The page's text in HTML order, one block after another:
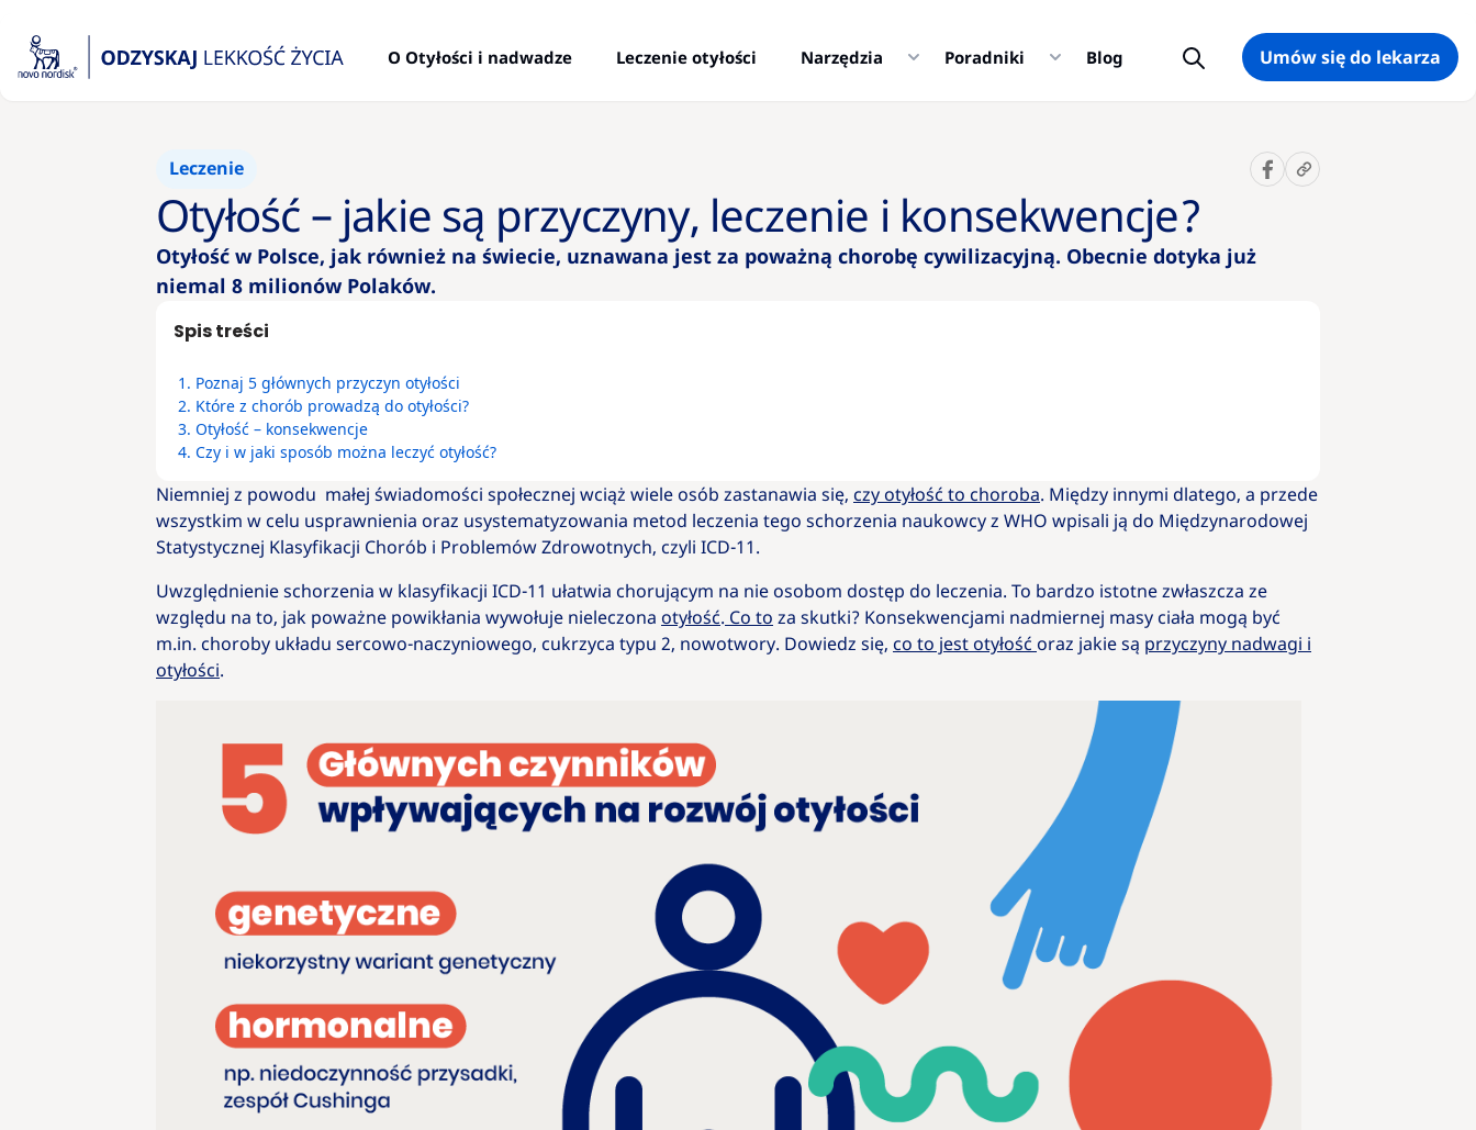
O Otyłości i nadwadze Leczenie otyłości Narzędzia Poradniki Blog
10 pytań
na temat
które
wagi
są przyczyny,
leczenie i
konsekwencje?
Umów się do lekarza
Leczenie
Otyłość – jakie są przyczyny, leczenie i konsekwencje?
Otyłość w Polsce, jak również na świecie, uznawana jest za poważną chorobę cywilizacyjną. Obecnie dotyka już
niemal 8 milionów Polaków.
Spis treści
1. Poznaj 5 głównych przyczyn otyłości
2. Które z chorób prowadzą do otyłości?
3. Otyłość – konsekwencje
4. Czy i w jaki sposób można leczyć otyłość?
Niemniej z powodu małej świadomości społecznej wciąż wiele osób zastanawia się, czy otyłość to choroba. Między innymi dlatego, a przede
wszystkim w celu usprawnienia oraz usystematyzowania metod leczenia tego schorzenia naukowcy z WHO wpisali ją do Międzynarodowej
Statystycznej Klasyfikacji Chorób i Problemów Zdrowotnych, czyli ICD-11.
Uwzględnienie schorzenia w klasyfikacji ICD-11 ułatwia chorującym na nie osobom dostęp do leczenia. To bardzo istotne zwłaszcza ze
względu na to, jak poważne powikłania wywołuje nieleczona otyłość. Co to za skutki? Konsekwencjami nadmiernej masy ciała mogą być
m.in. choroby układu sercowo-naczyniowego, cukrzyca typu 2, nowotwory. Dowiedz się, co to jest otyłość oraz jakie są przyczyny nadwagi i
otyłości.